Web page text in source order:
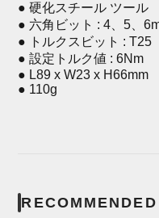
● 硬化スチール ツール
● 六角ビット : 4、5、
● トルクスビット : T25
● 設定トルク値 : 6Nm
● L89 x W23 x H66mm
● 110g